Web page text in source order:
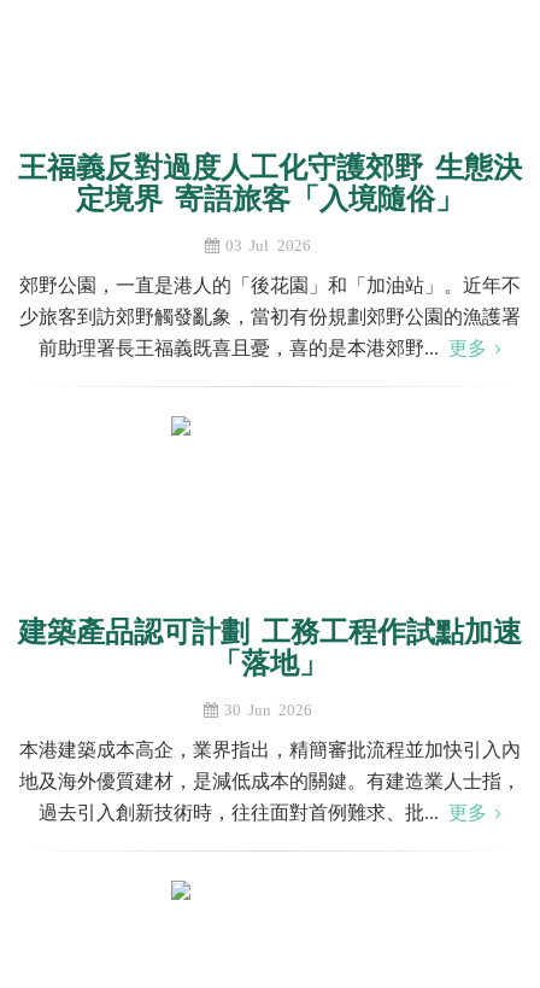
王福義反對過度人工化守護郊野 生態決
定境界 寄語旅客「入境隨俗」
03 Jul 2026
郊野公園，一直是港人的「後花園」和「加油站」。近年不
少旅客到訪郊野觸發亂象，當初有份規劃郊野公園的漁護署
前助理署長王福義既喜且憂，喜的是本港郊野... 更多
建築產品認可計劃 工務工程作試點加速
「落地」
30 Jun 2026
本港建築成本高企，業界指出，精簡審批流程並加快引入內
地及海外優質建材，是減低成本的關鍵。有建造業人士指，
過去引入創新技術時，往往面對首例難求、批... 更多